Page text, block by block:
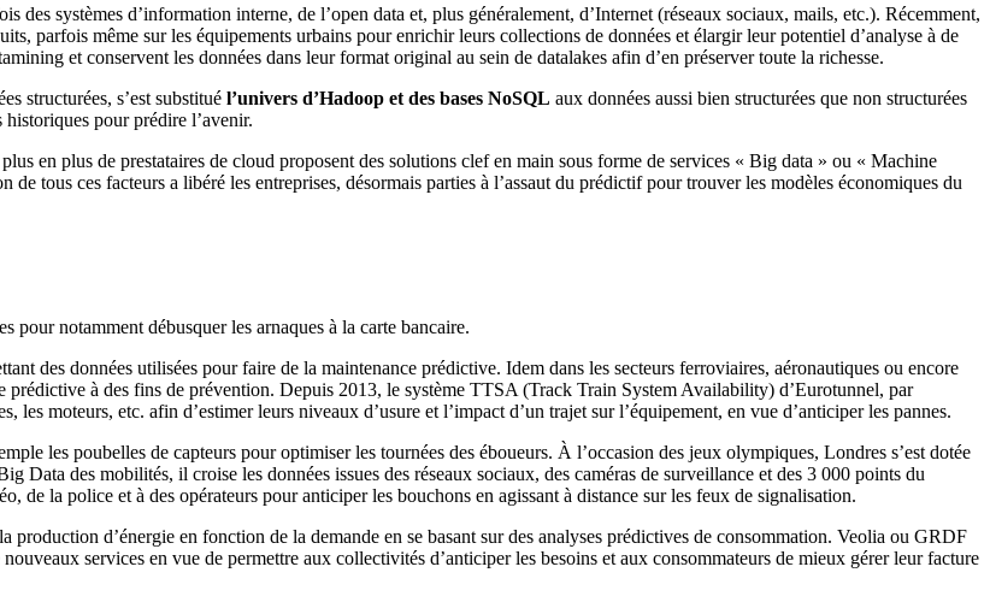
des systèmes d’information interne, de l’open data et, plus généralement, d’Internet (réseaux sociaux, mails, etc.). Récemment,
parfois même sur les équipements urbains pour enrichir leurs collections de données et élargir leur potentiel d’analyse à de
et conservent les données dans leur format original au sein de datalakes afin d’en préserver toute la richesse.
structurées, s’est substitué l’univers d’Hadoop et des bases NoSQL aux données aussi bien structurées que non structurées
pour prédire l’avenir.
en plus de prestataires de cloud proposent des solutions clef en main sous forme de services « Big data » ou « Machine
tous ces facteurs a libéré les entreprises, désormais parties à l’assaut du prédictif pour trouver les modèles économiques du
pour notamment débusquer les arnaques à la carte bancaire.
des données utilisées pour faire de la maintenance prédictive. Idem dans les secteurs ferroviaires, aéronautiques ou encore
à des fins de prévention. Depuis 2013, le système TTSA (Track Train System Availability) d’Eurotunnel, par
les moteurs, etc. afin d’estimer leurs niveaux d’usure et l’impact d’un trajet sur l’équipement, en vue d’anticiper les pannes.
les poubelles de capteurs pour optimiser les tournées des éboueurs. À l’occasion des jeux olympiques, Londres s’est dotée
des mobilités, il croise les données issues des réseaux sociaux, des caméras de surveillance et des 3 000 points du
de la police et à des opérateurs pour anticiper les bouchons en agissant à distance sur les feux de signalisation.
production d’énergie en fonction de la demande en se basant sur des analyses prédictives de consommation. Veolia ou GRDF
services en vue de permettre aux collectivités d’anticiper les besoins et aux consommateurs de mieux gérer leur facture